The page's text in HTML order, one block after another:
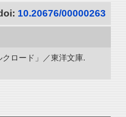
10.20676/00000263
ロード」／東洋文庫.